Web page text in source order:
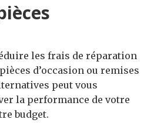
les frais de réparation
d’occasion ou remises
peut vous
la performance de votre
budget.